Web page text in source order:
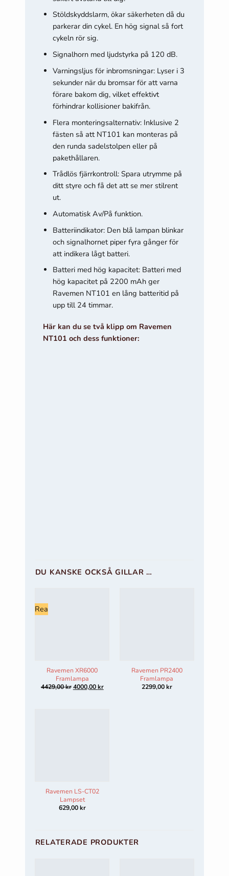
Stöldskyddslarm, ökar säkerheten då du
parkerar din cykel. En hög signal så fort
cykeln rör sig.
Signalhorn med ljudstyrka på 120 dB.
Varningsljus för inbromsningar: Lyser i 3
sekunder när du bromsar för att varna
förare bakom dig, vilket effektivt
förhindrar kollisioner bakifrån.
Flera monteringsalternativ: Inklusive 2
fästen så att NT101 kan monteras på
den runda sadelstolpen eller på
pakethållaren.
Trådlös fjärrkontroll: Spara utrymme på
ditt styre och få det att se mer stilrent
ut.
Automatisk Av/På funktion.
Batteriindikator: Den blå lampan blinkar
och signalhornet piper fyra gånger för
att indikera lågt batteri.
Batteri med hög kapacitet: Batteri med
hög kapacitet på 2200 mAh ger
Ravemen NT101 en lång batteritid på
upp till 24 timmar.
Här kan du se två klipp om Ravemen
NT101 och dess funktioner:
DU KANSKE OCKSÅ GILLAR …
Rea
Ravemen XR6000
Framlampa
4429,00krDet
ursprungliga
4000,00krDet
nuvarande
Ravemen PR2400
Framlampa
2299,00kr
Ravemen LS-CT02
Lampset
629,00kr
RELATERADE PRODUKTER